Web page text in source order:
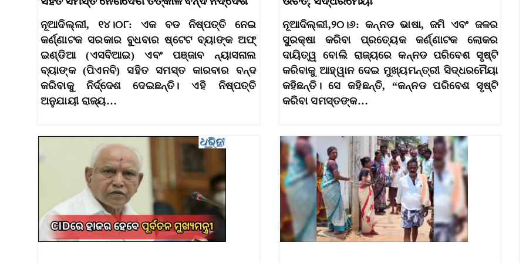
ନୂଆଦିଲ୍ଲୀ, ୧୪।୦୮: ଏକ ବଡ ନିଷ୍ପତ୍ତି ନେଇ
କର୍ଣ୍ଣାଟକ ସରକାର ବୁଧବାର ଷ୍ଟେଟ ବ୍ୟାଙ୍କ ଅଫ୍
ଇଣ୍ଡିଆ (ଏସବିଆଇ) ଏବଂ ପଞ୍ଜାବ ନ୍ୟାସନାଲ
ବ୍ୟାଙ୍କ (ପିଏନବି) ସହିତ ସମସ୍ତ କାରବାର ବନ୍ଦ
କରିବାକୁ ନିର୍ଦ୍ଦେଶ ଦେଇଛନ୍ତି। ଏହି ନିଷ୍ପତ୍ତି
ଅନୁଯାୟୀ ରାଜ୍ୟ…
ନୂଆଦିଲ୍ଲୀ,୨୦।୬: କନ୍ନଡ ଭାଷା, ଜମି ଏବଂ ଜଳର
ସୁରକ୍ଷା କରିବା ପ୍ରତ୍ୟେକ କର୍ଣ୍ଣାଟକ ଲୋକର
ଦାୟିତ୍ୱ ବୋଲି ରାଜ୍ୟରେ କନ୍ନଡ ପରିବେଶ ସୃଷ୍ଟି
କରିବାକୁ ଆହ୍ୱାନ ଦେଇ ମୁଖ୍ୟମନ୍ତ୍ରୀ ସିଦ୍ଧରମୈୟା
କହିଛନ୍ତି। ସେ କହିଛନ୍ତି, “କନ୍ନଡ ପରିବେଶ ସୃଷ୍ଟି
କରିବା ସମସ୍ତଙ୍କ…